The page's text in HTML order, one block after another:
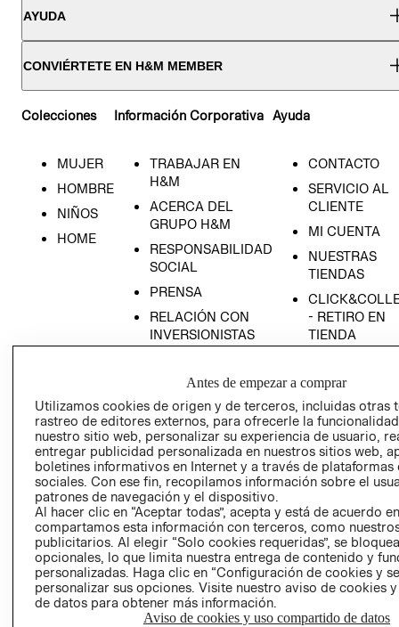
AYUDA
CONVIÉRTETE EN H&M MEMBER
Colecciones
MUJER
HOMBRE
NIÑOS
HOME
Información Corporativa
TRABAJAR EN
H&M
ACERCA DEL
GRUPO H&M
RESPONSABILIDAD
SOCIAL
PRENSA
RELACIÓN CON
INVERSIONISTAS
EMPRESARIAL
Ayuda
CONTACTO
SERVICIO AL
CLIENTE
MI CUENTA
NUESTRAS
TIENDAS
- RETIRO EN
TIENDA
CONDICIONES
AVISO DE
PRIVACIDAD
GIFT CARD
AVISO DE
COOKIES
Chile ($)
Antes de empezar a comprar
Utilizamos cookies de origen y de terceros, incluidas otras
rastreo de editores externos, para ofrecerle la
nuestro sitio web, personalizar su experiencia de usuario,
entregar publicidad personalizada en nuestros sitios web,
boletines informativos en Internet y a través de plataformas
sociales. Con ese fin, recopilamos información sobre el
patrones de navegación y el dispositivo.
Al hacer clic en “Aceptar todas”, acepta y está de acuerdo
compartamos esta información con terceros, como
publicitarios. Al elegir “Solo cookies requeridas”, se
opcionales, lo que limita nuestra entrega de contenido y
personalizadas. Haga clic en “Configuración de cookies y
personalizar sus opciones. Visite nuestro aviso de cookies
de datos para obtener más información.
Aviso de cookies y uso compartido de datos